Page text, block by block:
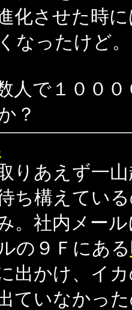
化させた時に
なったけど。
人で１０００
？
りあえず一
ち構えてい
。社内メー
の９Ｆにある
出かけ、イ
ていなかっ